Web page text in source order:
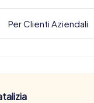
Per Clienti Aziendali